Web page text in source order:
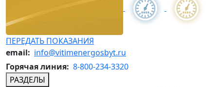
ПЕРЕДАТЬ ПОКАЗАНИЯ
email: info@vitimenergosbyt.ru
Горячая линия: 8-800-234-3320
РАЗДЕЛЫ